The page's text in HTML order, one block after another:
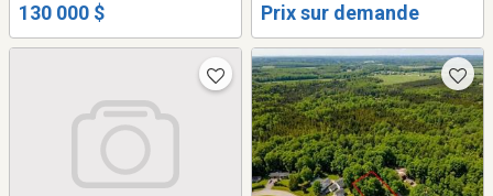
130 000 $
producteurs agricoles
Prix sur demande